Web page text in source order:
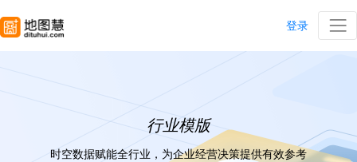
登录
行业模版
时空数据赋能全行业，为企业经营决策提供有效参考